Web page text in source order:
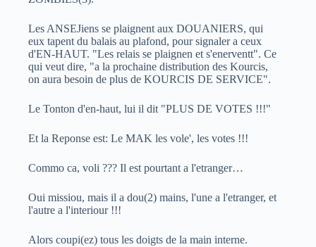
Les ANSEJiens se plaignent aux DOUANIERS, qui
eux tapent du balais au plafond, pour signaler a ceux
d'EN-HAUT. "Les relais se plaignen et s'enerventt". Ce
qui veut dire, "a la prochaine distribution des Kourcis,
on aura besoin de plus de KOURCIS DE SERVICE".
Le Tonton d'en-haut, lui il dit "PLUS DE VOTES !!!"
Et la Reponse est: Le MAK les vole', les votes !!!
Commo ca, voli ??? Il est pourtant a l'etranger…
Oui missiou, mais il a dou(2) mains, l'une a l'etranger, et
l'autre a l'interiour !!!
Alors coupi(ez) tous les doigts de la main interne.